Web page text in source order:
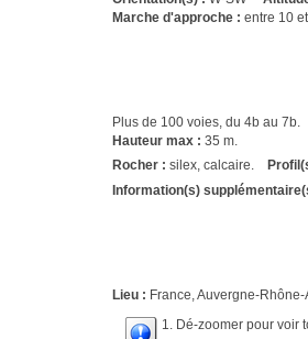
Marche d'approche : entre 10
Plus de 100 voies, du 4b au 7b.
Hauteur max : 35 m.
Rocher : silex, calcaire.
Information(s)
Lieu : France, Auvergne-
1. Dé-zoomer pour voir